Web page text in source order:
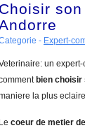
Choisir
- Expert-
un
bien choisir
la plus
Le coeur de metier